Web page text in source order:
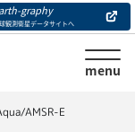
graphy
観測衛星データサイトへ
menu
AMSR-E